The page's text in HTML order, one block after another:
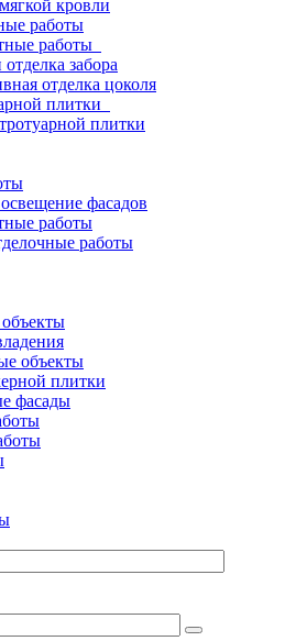
кровли
работы
работы
забора
отделка цоколя
плитки
плитки
фасадов
работы
работы
объекты
плитки
фасады